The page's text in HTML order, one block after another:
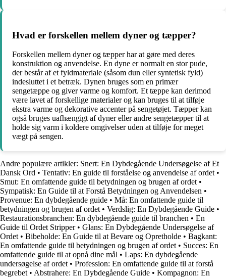
Hvad er forskellen mellem dyner og tæpper?
Forskellen mellem dyner og tæpper har at gøre med deres
konstruktion og anvendelse. En dyne er normalt en stor pude,
der består af et fyldmateriale (såsom dun eller syntetisk fyld)
indesluttet i et betræk. Dynen bruges som en primær
sengetæppe og giver varme og komfort. Et tæppe kan derimod
være lavet af forskellige materialer og kan bruges til at tilføje
ekstra varme og dekorative accenter på sengetøjet. Tæpper kan
også bruges uafhængigt af dyner eller andre sengetæpper til at
holde sig varm i koldere omgivelser uden at tilføje for meget
vægt på sengen.
Andre populære artikler: Snert: En Dybdegående Undersøgelse af Et
Dansk Ord • Tentativ: En guide til forståelse og anvendelse af ordet •
Smut: En omfattende guide til betydningen og brugen af ordet •
Sympatisk: En Guide til at Forstå Betydningen og Anvendelsen •
Provenue: En dybdegående guide • Må: En omfattende guide til
betydningen og brugen af ordet • Verdslig: En Dybdegående Guide •
Restaurationsbranchen: En dybdegående guide til branchen • En
Guide til Ordet Stripper• Glans: En Dybdegående Undersøgelse af
Ordet • Bibeholde: En Guide til at Bevare og Opretholde • Bagkant:
En omfattende guide til betydningen og brugen af ordet • Succes: En
omfattende guide til at opnå dine mål • Laps: En dybdegående
undersøgelse af ordet • Profession: En omfattende guide til at forstå
begrebet • Abstrahere: En Dybdegående Guide • Kompagnon: En